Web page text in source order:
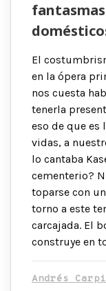
El
en la ópera
nos cuesta
tenerla
eso de que es
vidas, a
lo cantaba
cementerio?
toparse con
torno a este
carcajada. El
construye en
Andrés